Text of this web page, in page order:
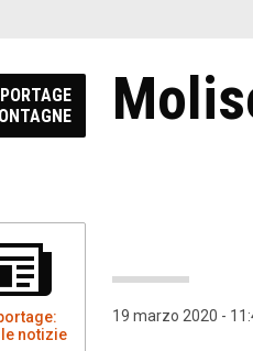
notizie
19 marzo 2020 -